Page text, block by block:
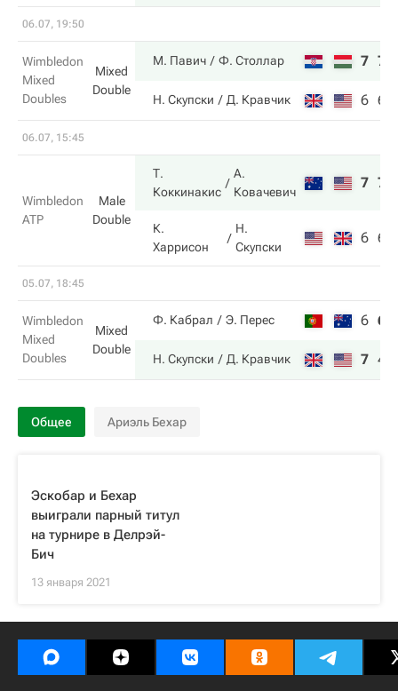
06.07, 19:50
Wimbledon
Mixed
Doubles
Mixed
Double
М. Павич Ф. Столлар 7 7
Н. Скупски Д. Кравчик 6 6
06.07, 15:45
Wimbledon
ATP
Male
Double
Т.
Коккинакис
А.
Ковачевич
7 7
К.
Харрисон
Н.
Скупски
6 6
05.07, 18:45
Wimbledon
Mixed
Doubles
Mixed
Double
Ф. Кабрал Э. Перес 6 6
Н. Скупски Д. Кравчик 7 4
Общее Ариэль Бехар
Эскобар и Бехар
выиграли парный титул
на турнире в Делрэй-
Бич
13 января 2021